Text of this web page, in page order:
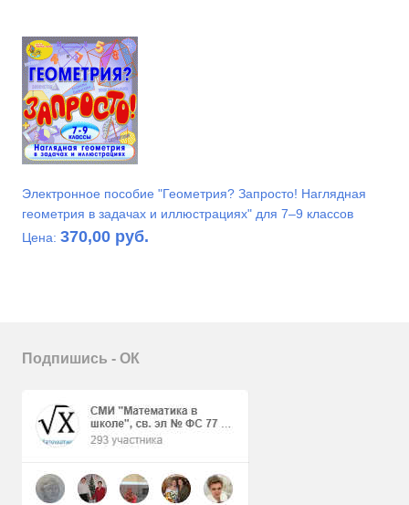
Электронное пособие "Геометрия? Запросто! Наглядная
геометрия в задачах и иллюстрациях" для 7–9 классов
Цена: 370,00 руб.
Подпишись - ОК